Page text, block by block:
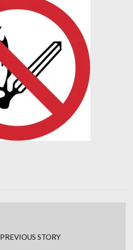
PREVIOUS STORY